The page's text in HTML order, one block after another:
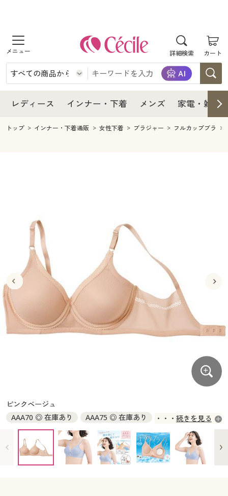
詳細検索 カート
商品を探す
レディース
レディースファッション
インナー・下着
インナー・下着通販すべて
メンズ
キッチン・雑貨・日用品
家具・収納
寝具・ベッド
カーテン・ラグ・ファブリック
美容・健康通販すべて
美容・健康・サプリメント
制服・スクール
制服・スクールすべて
ジュニア・ティーンズ下着
大きいサイズ
大きいサイズ通販すべて
大きいサイズ レディース服
大きいサイズ 事務・制服
バーゲン
バーゲンセール
詳細検索
カタログ・チラシからのご注文
デジタルカタログ
カタログ無料プレゼント
レディース インナー・下着 メンズ 家電・雑貨
レディース
レディース通販すべて
レディースファッション
インナー・下着
インナー・下着通販すべて
メンズ
寝具・ベッド
カーテン・ラグ・ファブリック
美容・健康・サプリメント
制服・スクールすべて
制服・学生服
ジュニア・ティーンズ下着
大きいサイズ
大きいサイズ通販すべて
大きいサイズ レディース服
大きいサイズ レディース下着
バーゲン
バーゲンセール
シークレットセール
詳細検索
商品カテゴリ一覧
カタログ無料プレゼント
会員メニュー
トップ インナー・下着通販 女性下着 ブラジャー フルカップブラ
ピンクベージュ
AAA70 ◎ 在庫あり
AAA75 ◎ 在庫あり
AA65 ◎ 在庫あり
AA70 ◎ 在庫あり
AA75 ◎ 在庫あり
AA80 ◎ 在庫あり
A65 ◎ 在庫あり
A70 ◎ 在庫あり
A75 ◎ 在庫あり
A80 ◎ 在庫あり
続きを見る